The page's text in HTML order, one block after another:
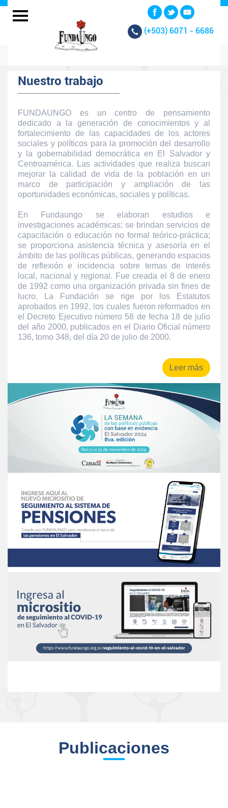
(+503) 6071 - 6686
Nuestro trabajo
FUNDAUNGO es un centro de pensamiento
dedicado a la generación de conocimientos y al
fortalecimiento de las capacidades de los actores
sociales y políticos para la promoción del desarrollo
y la gobernabilidad democrática en El Salvador y
Centroamérica. Las actividades que realiza buscan
mejorar la calidad de vida de la población en un
marco de participación y ampliación de las
oportunidades económicas, sociales y políticas.
En Fundaungo se elaboran estudios e
investigaciones académicas; se brindan servicios de
capacitación o educación no formal teórico-práctica;
se proporciona asistencia técnica y asesoría en el
ámbito de las políticas públicas, generando espacios
de reflexión e incidencia sobre temas de interés
local, nacional y regional. Fue creada el 8 de enero
de 1992 como una organización privada sin fines de
lucro. La Fundación se rige por los Estatutos
aprobados en 1992, los cuales fueron reformados en
el Decreto Ejecutivo número 58 de fecha 18 de julio
del año 2000, publicados en el Diario Oficial número
136, tomo 348, del día 20 de julio de 2000.
Leer más
Publicaciones